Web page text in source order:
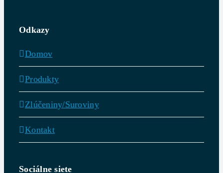
Odkazy
Domov
Produkty
Zlúčeniny/Suroviny
Kontakt
Sociálne siete